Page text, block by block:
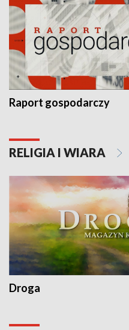
Raport gospodarczy
RELIGIA I WIARA
Droga